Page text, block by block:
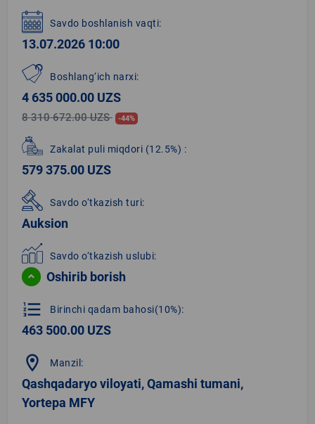
Savdo boshlanish vaqti:
13.07.2026 10:00
Boshlang‘ich narxi:
4 635 000.00 UZS
8 310 672.00 UZS -44%
Zakalat puli miqdori (12.5%) :
579 375.00 UZS
Savdo o‘tkazish turi:
Auksion
Savdo o‘tkazish uslubi:
Oshirib borish
format_list_numbered Birinchi qadam bahosi(10%):
463 500.00 UZS
location_on Manzil:
Qashqadaryo viloyati, Qamashi tumani,
Yortepa MFY